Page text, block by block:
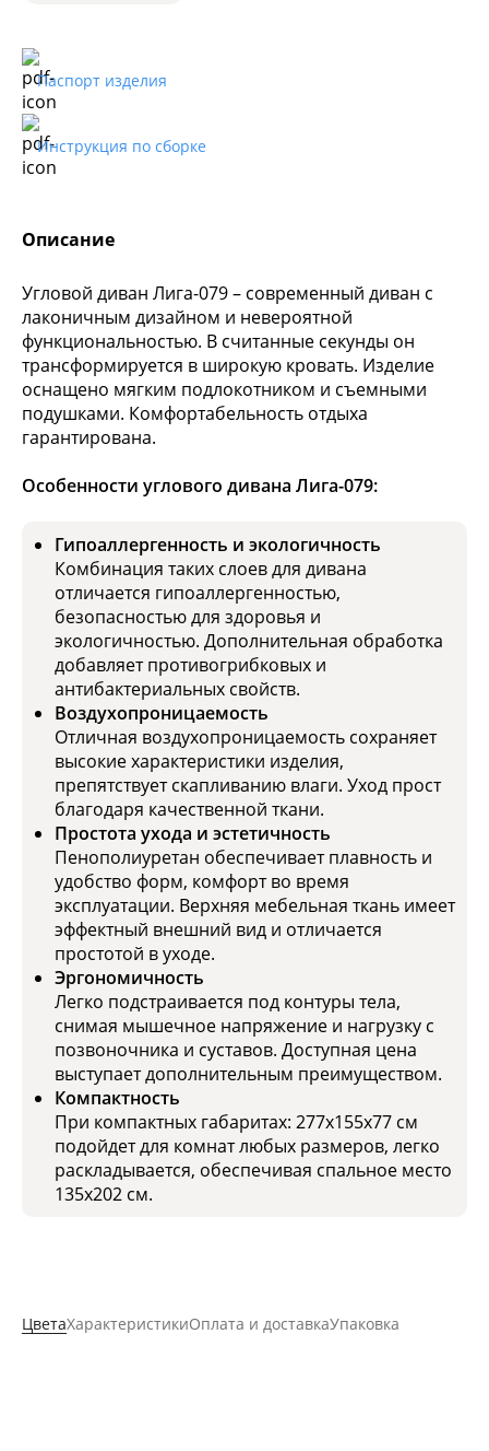
Описание
Угловой диван Лига-079 – современный диван с
лаконичным дизайном и невероятной
функциональностью. В считанные секунды он
трансформируется в широкую кровать. Изделие
оснащено мягким подлокотником и съемными
подушками. Комфортабельность отдыха
гарантирована.
Особенности углового дивана Лига-079:
Гипоаллергенность и экологичность
Комбинация таких слоев для дивана
отличается гипоаллергенностью,
безопасностью для здоровья и
экологичностью. Дополнительная обработка
добавляет противогрибковых и
антибактериальных свойств.
Воздухопроницаемость
Отличная воздухопроницаемость сохраняет
высокие характеристики изделия,
препятствует скапливанию влаги. Уход прост
благодаря качественной ткани.
Простота ухода и эстетичность
Пенополиуретан обеспечивает плавность и
удобство форм, комфорт во время
эксплуатации. Верхняя мебельная ткань имеет
эффектный внешний вид и отличается
простотой в уходе.
Эргономичность
Легко подстраивается под контуры тела,
снимая мышечное напряжение и нагрузку с
позвоночника и суставов. Доступная цена
выступает дополнительным преимуществом.
Компактность
При компактных габаритах: 277x155x77 см
подойдет для комнат любых размеров, легко
раскладывается, обеспечивая спальное место
135x202 см.
ЦветаХарактеристикиОплата и доставкаУпаковка
Паспорт изделия
Инструкция по сборке